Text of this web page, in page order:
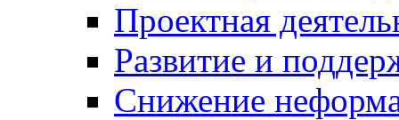
Проектная
Развитие и
Снижение